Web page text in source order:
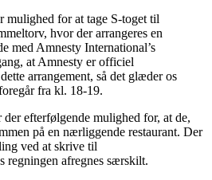
mulighed for at tage S-toget til
hvor der arrangeres en
med Amnesty International’s
at Amnesty er officiel
arrangement, så det glæder os
fra kl. 18-19.
efterfølgende mulighed for, at de,
på en nærliggende restaurant. Der
ved at skrive til
regningen afregnes særskilt.